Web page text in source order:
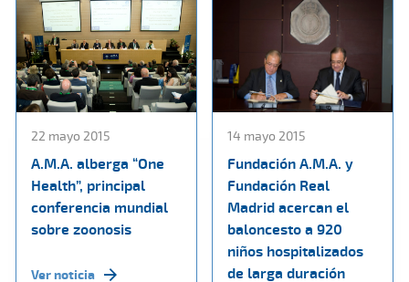
22 mayo 2015
A.M.A. alberga “One
Health”, principal
conferencia mundial
sobre zoonosis
Ver noticia
14 mayo 2015
Fundación A.M.A. y
Fundación Real
Madrid acercan el
baloncesto a 920
niños hospitalizados
de larga duración